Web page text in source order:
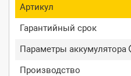
Артикул
Гарантийный срок
Параметры аккумулятора
Производство